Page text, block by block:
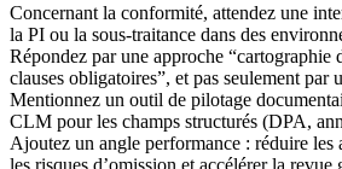
Concernant la conformité, attendez une
la PI ou la sous-traitance dans des
Répondez par une approche “cartographie
clauses obligatoires”, et pas seulement par
Mentionnez un outil de pilotage
CLM pour les champs structurés (DPA,
Ajoutez un angle performance : réduire les
les risques d’omission et accélérer la revue